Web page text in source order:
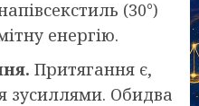
(30°)
енергію.
Притягання є,
зусиллями. Обидва